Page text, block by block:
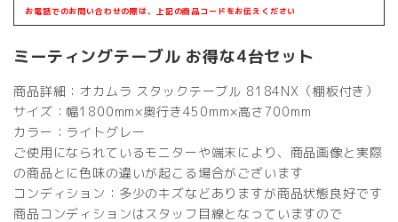
ム
8184NX
台
セ
ッ
ト
個
お電話でのお問い合わせの際は、上記の商品コードをお伝えください
ミーティングテーブル お得な4台セット
商品詳細：オカムラ スタックテーブル 8184NX（棚板付き）
サイズ：幅1800mm×奥行き450mm×高さ700mm
カラー：ライトグレー
ご使用になられているモニターや端末により、商品画像と実際
の商品とに色味の違いが起こる場合がございます
コンディション：多少のキズなどありますが商品状態良好です
商品コンディションはスタッフ目線となっていますので